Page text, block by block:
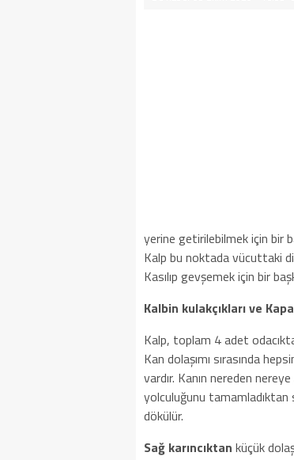
yerine getirilebilmek için bir
Kalp bu noktada vücuttaki
Kasılıp gevşemek için bir
Kalbin kulakçıkları ve
Kalp, toplam 4 adet
Kan dolaşımı sırasında
vardır. Kanın nereden
yolculuğunu tamamladıktan
dökülür.
Sağ karıncıktan küçük